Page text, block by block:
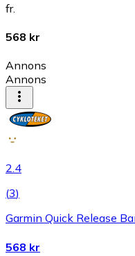
fr.
568 kr
Annons
Annons
2.4
(3)
Garmin Quick Release
568 kr